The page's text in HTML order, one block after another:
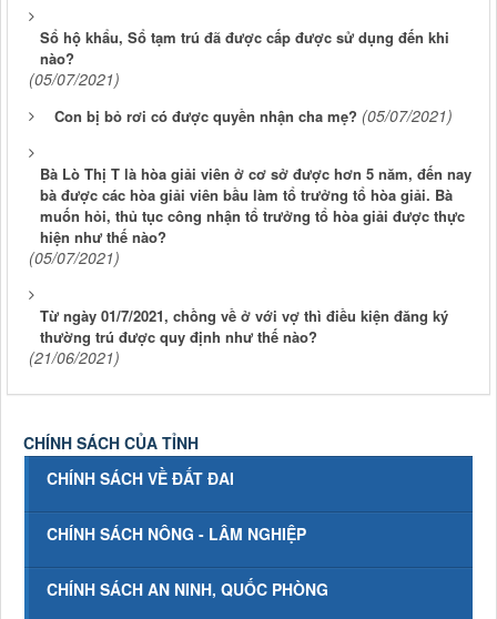
Sổ hộ khẩu, Sổ tạm trú đã được cấp được sử dụng đến khi
nào?
(05/07/2021)
Con bị bỏ rơi có được quyền nhận cha mẹ? (05/07/2021)
Bà Lò Thị T là hòa giải viên ở cơ sở được hơn 5 năm, đến nay
bà được các hòa giải viên bầu làm tổ trưởng tổ hòa giải. Bà
muốn hỏi, thủ tục công nhận tổ trưởng tổ hòa giải được thực
hiện như thế nào?
(05/07/2021)
Từ ngày 01/7/2021, chồng về ở với vợ thì điều kiện đăng ký
thường trú được quy định như thế nào?
(21/06/2021)
CHÍNH SÁCH CỦA TỈNH
CHÍNH SÁCH VỀ ĐẤT ĐAI
CHÍNH SÁCH NÔNG - LÂM NGHIỆP
CHÍNH SÁCH AN NINH, QUỐC PHÒNG